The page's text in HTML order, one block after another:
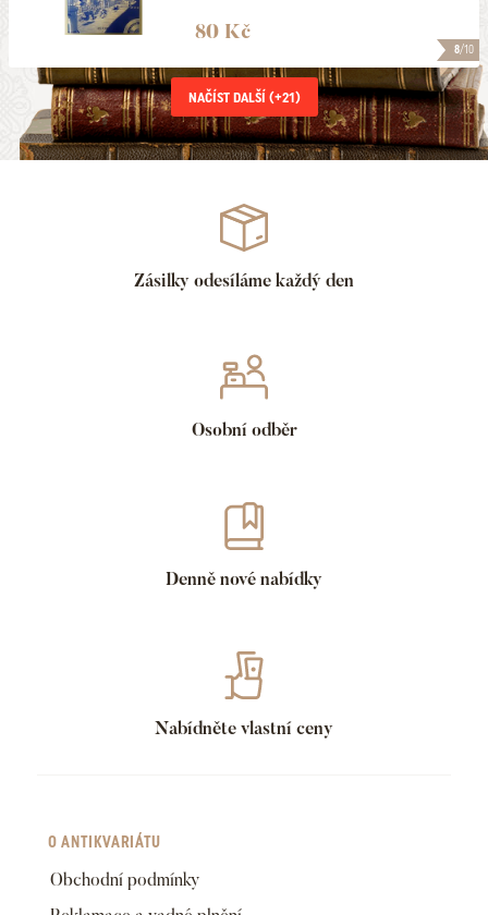
8/10
80 Kč
NAČÍST DALŠÍ (+21)
Zásilky odesíláme každý den
Osobní odběr
Denně nové nabídky
Nabídněte vlastní ceny
O ANTIKVARIÁTU
Obchodní podmínky